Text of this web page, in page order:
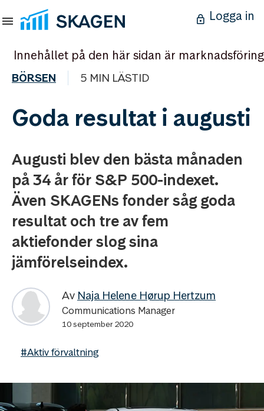
Logga in
Innehållet på den här sidan är marknadsföring
BÖRSEN 5 MIN LÄSTID
Goda resultat i augusti
Augusti blev den bästa månaden
på 34 år för S&P 500-indexet.
Även SKAGENs fonder såg goda
resultat och tre av fem
aktiefonder slog sina
jämförelseindex.
Av Naja Helene Hørup Hertzum
Communications Manager
10 september 2020
#Aktiv förvaltning